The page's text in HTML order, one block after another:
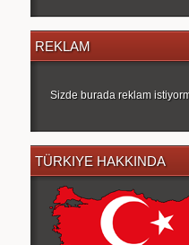
REKLAM
Sizde burada reklam
TÜRKIYE HAKKINDA